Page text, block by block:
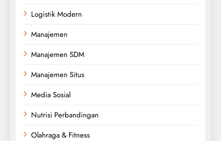
Logistik Modern
Manajemen
Manajemen SDM
Manajemen Situs
Media Sosial
Nutrisi Perbandingan
Olahraga & Fitness